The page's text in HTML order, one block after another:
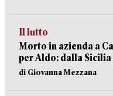
Il lutto
Morto in azienda a
per Aldo: dalla
di Giovanna Mezzana